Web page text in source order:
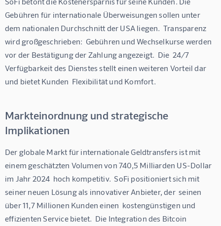
Gebühren für internationale Überweisungen sollen unter
dem nationalen Durchschnitt der USA liegen.  Transparenz
wird großgeschrieben:  Gebühren und Wechselkurse werden
vor der Bestätigung der Zahlung angezeigt.  Die  24/7
Verfügbarkeit des Dienstes stellt einen weiteren Vorteil dar
und bietet Kunden  Flexibilität und Komfort.
Markteinordnung und strategische
Implikationen
Der globale Markt für internationale Geldtransfers ist mit
einem geschätzten Volumen von 740,5 Milliarden US-Dollar
im Jahr 2024  hoch kompetitiv.  SoFi positioniert sich mit
seiner neuen Lösung als innovativer Anbieter, der  seinen
über 11,7 Millionen Kunden einen  kostengünstigen und
effizienten Service bietet.  Die Integration des Bitcoin